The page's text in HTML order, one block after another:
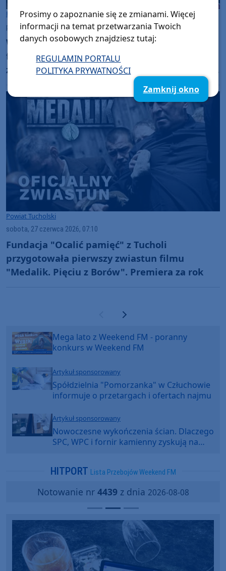
Powiat Tucholski
poniedziałek, 6 lipca 2026, 08:48 24
W sobotę (04.07) w lasach pod Tucholą ekipa
filmu "Medalik. Pięciu z borów"
zorganizowała kolejny plan zdjęciowy (FOTO,
Powiat Tucholski
sobota, 27 czerwca 2026, 07:10
Fundacja "Ocalić pamięć" z Tucholi
przygotowała pierwszy zwiastun filmu
"Medalik. Pięciu z Borów". Premiera za rok
Poprzednia strona
Następna strona
Mega lato z Weekend FM - poranny
konkurs w Weekend FM
Artykuł sponsorowany
Spółdzielnia "Pomorzanka" w Człuchowie
informuje o przetargach i ofertach najmu
Artykuł sponsorowany
Nowoczesne wykończenia ścian. Dlaczego
SPC, WPC i fornir kamienny zyskują na
HITPORT Lista Przebojów Weekend FM
Notowanie nr 4439z dnia 2026-08-08
Prosimy o zapoznanie się ze zmianami. Więcej
informacji na temat przetwarzania Twoich
danych osobowych znajdziesz tutaj:
REGULAMIN PORTALU
POLITYKA PRYWATNOŚCI
Zamknij okno